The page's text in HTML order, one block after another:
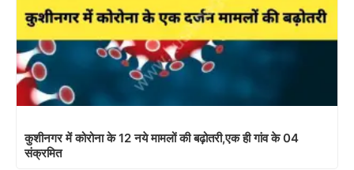
कुशीनगर में कोरोना के 12 नये मामलों की बढ़ोतरी,एक ही गांव के 04
संक्रमित